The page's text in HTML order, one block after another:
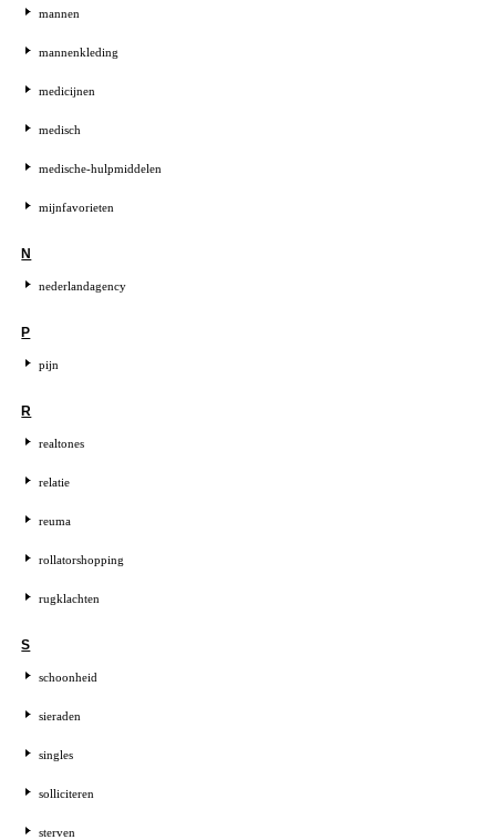
mannen
mannenkleding
medicijnen
medisch
medische-hulpmiddelen
mijnfavorieten
N
nederlandagency
P
pijn
R
realtones
relatie
reuma
rollatorshopping
rugklachten
S
schoonheid
sieraden
singles
solliciteren
sterven